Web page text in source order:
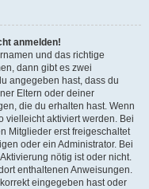
anmelden!
und das richtige
dann gibt es zwei
angegeben hast, dass du
Eltern oder deiner
die du erhalten hast. Wenn
vielleicht aktiviert werden. Bei
Mitglieder erst freigeschaltet
oder ein Administrator. Bei
nötig ist oder nicht.
enthaltenen Anweisungen.
eingegeben hast oder